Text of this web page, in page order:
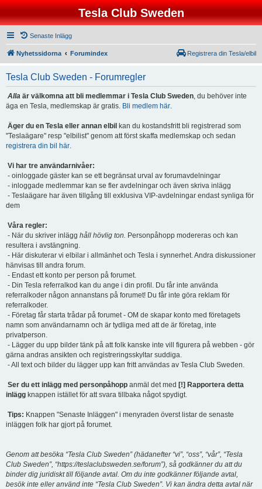
Tesla Club Sweden
Senaste Inlägg
Nyhetssidorna Forumindex Registrera din Tesla/elbil
Tesla Club Sweden - Forumregler
Alla är välkomna att bli medlemmar i Tesla Club Sweden, du behöver inte
äga en Tesla, medlemskap är gratis. Bli medlem här.
Äger du en Tesla eller annan elbil kan du kostandsfritt bli registrerad som
"Teslaägare" resp "elbilist" genom att först skaffa medlemskap och sedan
registrera din bil här.
Vi har tre användarnivåer:
- oinloggade gäster kan se ett begränsat urval av forumavdelningar
- inloggade medlemmar kan se fler avdelningar och även skriva inlägg
- Teslaägare har även tillgång till exklusiva VIP-avdelningar endast synliga för
dem
Våra regler:
- När du skriver inlägg håll hövlig ton. Personpåhopp modereras och kan
resultera i avstängning.
- Här diskuterar vi elbilar i allmänhet och Tesla i synnerhet. Andra diskussioner
hänvisas till andra forum.
- Endast ett konto per person på forumet.
- Din Tesla referralkod kan du ange i din profil. Du får inte använda
referralkoder någon annanstans på forumet! Du får inte göra reklam för
referralkoder.
- Företag får starta trådar på forumet - OM de skapar konto med företagets
namn som användarnamn och är tydliga med att de är företag, inte
privatperson.
- Lägger du upp bilder tänk på att folk kanske inte vill figurera på webben - gör
gärna andras ansikten och registreringsskyltar suddiga.
- All text och bilder du lägger upp kan fritt användas av Tesla Club Sweden.
Ser du ett inlägg med personpåhopp anmäl det med [!] Rapportera detta
inlägg knappen istället för att svara tillbaka något spydigt.
Tips: Knappen "Senaste Inläggen" i menyraden överst listar de senaste
inläggen folk har gjort på forumet.
Genom att besöka “Tesla Club Sweden” (hädanefter “vi”, “oss”, “vår”, “Tesla
Club Sweden”, “https://teslaclubsweden.se/forum”), så godkänner du att du
binder dig juridiskt till följande avtal. Om du inte godkänner följande avtal,
besök inte eller använd inte “Tesla Club Sweden”. Vi kan ändra detta avtal när